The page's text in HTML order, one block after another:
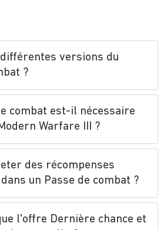
versions du
?
combat est-il nécessaire
Warfare III ?
des récompenses
un Passe de combat ?
l'offre Dernière chance et